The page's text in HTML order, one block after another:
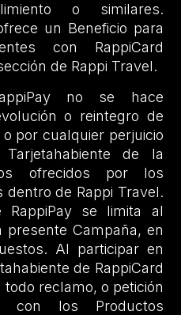
o similares.
un Beneficio para
con RappiCard
de Rappi Travel.
no se hace
o reintegro de
por cualquier perjuicio
de la
ofrecidos por los
de Rappi Travel.
RappiPay se limita al
presente Campaña, en
Al participar en
de RappiCard
reclamo, o petición
con los Productos